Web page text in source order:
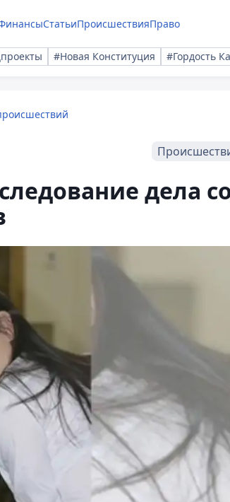
СтатьиПроисшествияПраво
#Новая Конституция #Гордость
дела